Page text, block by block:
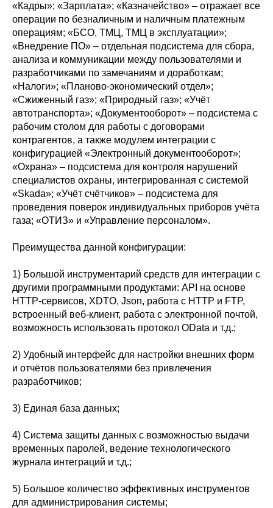
«Кадры»; «Зарплата»; «Казначейство» – отражает все
операции по безналичным и наличным платежным
операциям; «БСО, ТМЦ, ТМЦ в эксплуатации»;
«Внедрение ПО» – отдельная подсистема для сбора,
анализа и коммуникации между пользователями и
разработчиками по замечаниям и доработкам;
«Налоги»; «Планово-экономический отдел»;
«Сжиженный газ»; «Природный газ»; «Учёт
автотранспорта»; «Документооборот» – подсистема с
рабочим столом для работы с договорами
контрагентов, а также модулем интеграции с
конфигурацией «Электронный документооборот»;
«Охрана» – подсистема для контроля нарушений
специалистов охраны, интегрированная с системой
«Skada»; «Учёт счётчиков» – подсистема для
проведения поверок индивидуальных приборов учёта
газа; «ОТИЗ» и «Управление персоналом».
Преимущества данной конфигурации:
1) Большой инструментарий средств для интеграции с
другими программными продуктами: API на основе
HTTP-сервисов, XDTO, Json, работа с HTTP и FTP,
встроенный веб-клиент, работа с электронной почтой,
возможность использовать протокол OData и т.д.;
2) Удобный интерфейс для настройки внешних форм
и отчётов пользователями без привлечения
разработчиков;
3) Единая база данных;
4) Система защиты данных с возможностью выдачи
временных паролей, ведение технологического
журнала интеграций и т.д.;
5) Большое количество эффективных инструментов
для администрирования системы;